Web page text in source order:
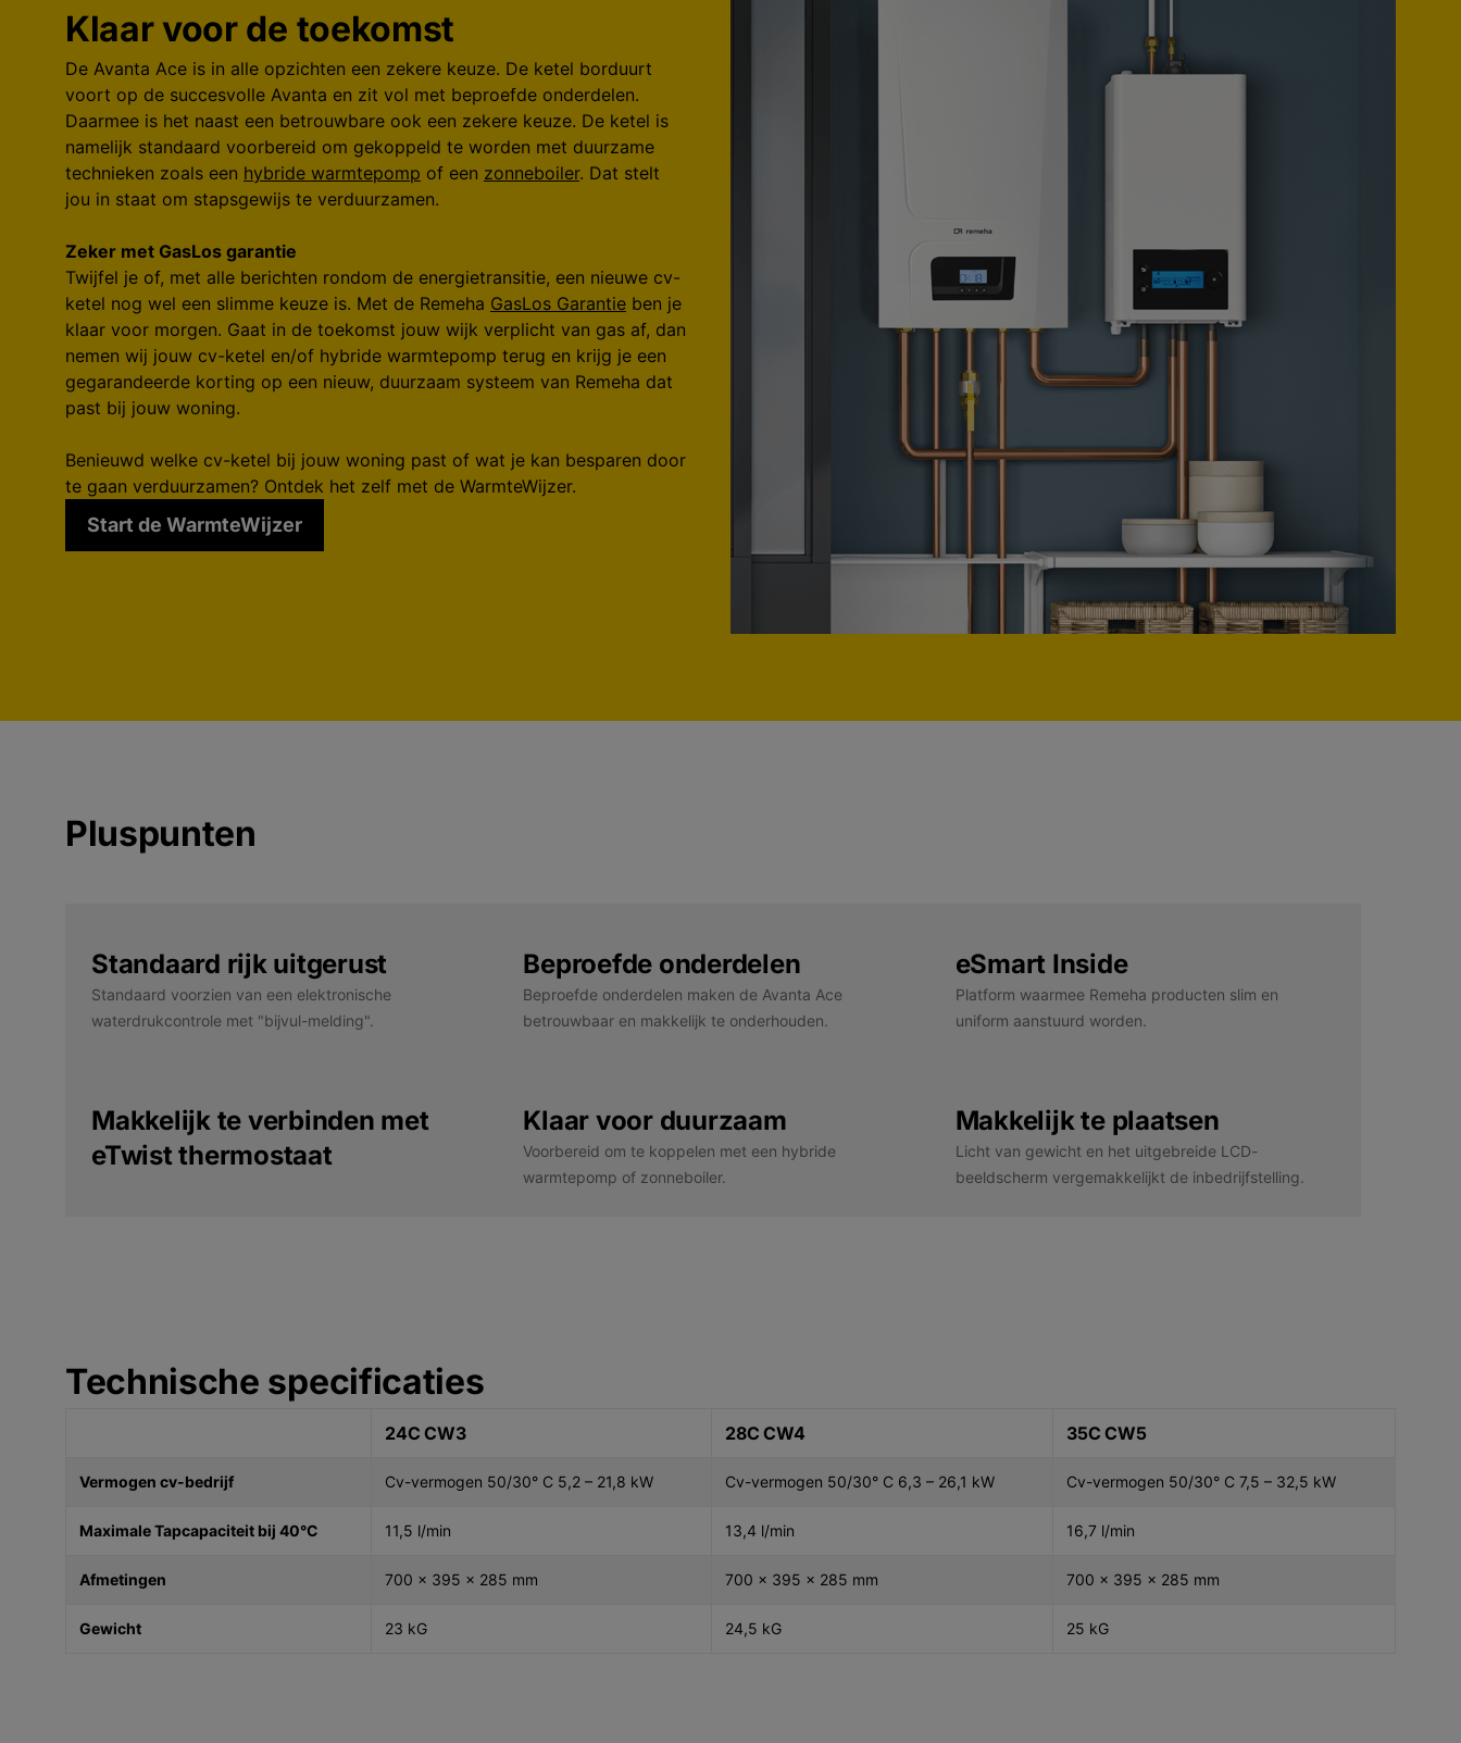
Klaar voor de toekomst
De Avanta Ace is in alle opzichten een zekere keuze. De ketel borduurt
voort op de succesvolle Avanta en zit vol met beproefde onderdelen.
Daarmee is het naast een betrouwbare ook een zekere keuze. De ketel is
namelijk standaard voorbereid om gekoppeld te worden met duurzame
technieken zoals een hybride warmtepomp of een zonneboiler. Dat stelt
jou in staat om stapsgewijs te verduurzamen.
Zeker met GasLos garantie
Twijfel je of, met alle berichten rondom de energietransitie, een nieuwe cv-
ketel nog wel een slimme keuze is. Met de Remeha GasLos Garantie ben je
klaar voor morgen. Gaat in de toekomst jouw wijk verplicht van gas af, dan
nemen wij jouw cv-ketel en/of hybride warmtepomp terug en krijg je een
gegarandeerde korting op een nieuw, duurzaam systeem van Remeha dat
past bij jouw woning.
Benieuwd welke cv-ketel bij jouw woning past of wat je kan besparen door
te gaan verduurzamen? Ontdek het zelf met de WarmteWijzer.
Start de WarmteWijzer
Pluspunten
Standaard rijk uitgerust
Standaard voorzien van een elektronische
waterdrukcontrole met "bijvul-melding".
Beproefde onderdelen
Beproefde onderdelen maken de Avanta Ace
betrouwbaar en makkelijk te onderhouden.
eSmart Inside
Platform waarmee Remeha producten slim en
uniform aanstuurd worden.
Makkelijk te verbinden met
eTwist thermostaat
Klaar voor duurzaam
Voorbereid om te koppelen met een hybride
warmtepomp of zonneboiler.
Makkelijk te plaatsen
Licht van gewicht en het uitgebreide LCD-
beeldscherm vergemakkelijkt de inbedrijfstelling.
Technische specificaties
24C CW3 28C CW4 35C CW5
Vermogen cv-bedrijf Cv-vermogen 50/30° C 5,2 – 21,8 kW Cv-vermogen 50/30° C 6,3 – 26,1 kW Cv-vermogen 50/30° C 7,5 – 32,5 kW
Maximale Tapcapaciteit bij 40°C 11,5 l/min 13,4 l/min 16,7 l/min
Afmetingen 700 x 395 x 285 mm 700 x 395 x 285 mm 700 x 395 x 285 mm
Gewicht 23 kG 24,5 kG 25 kG